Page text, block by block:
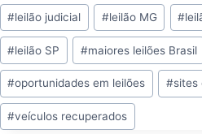
#leilão judicial #leilão MG #
#leilão SP #maiores leilões Brasil
#oportunidades em leilões #sites
#veículos recuperados